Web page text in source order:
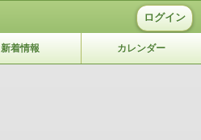
ログイン
新着情報 カレンダー